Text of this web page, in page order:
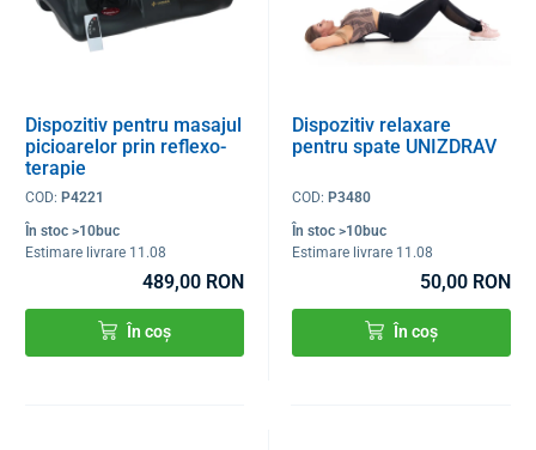
Dispozitiv pentru masajul
picioarelor prin reflexo-
terapie
COD: P4221
În stoc >10buc
Estimare livrare 11.08
489,00 RON
În coș
Dispozitiv relaxare
pentru spate UNIZDRAV
COD:P3480
În stoc >10buc
Estimare livrare 11.08
50,00 RON
În coș